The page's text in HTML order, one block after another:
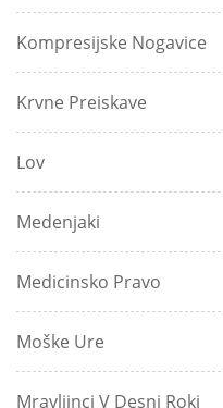
Kompresijske Nogavice
Krvne Preiskave
Lov
Medenjaki
Medicinsko Pravo
Moške Ure
Mravljinci V Desni Roki